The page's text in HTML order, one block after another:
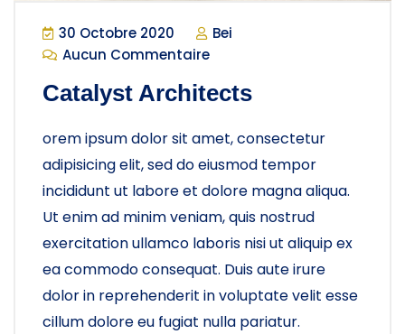
30 Octobre 2020
Bei
Aucun Commentaire
Catalyst Architects
orem ipsum dolor sit amet, consectetur
adipisicing elit, sed do eiusmod tempor
incididunt ut labore et dolore magna aliqua.
Ut enim ad minim veniam, quis nostrud
exercitation ullamco laboris nisi ut aliquip ex
ea commodo consequat. Duis aute irure
dolor in reprehenderit in voluptate velit esse
cillum dolore eu fugiat nulla pariatur.